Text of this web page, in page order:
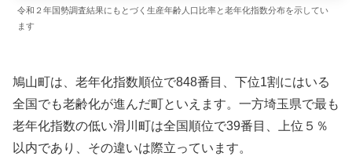
令和２年国勢調査結果にもとづく生産年齢人口比率と老年化指数分布を示してい
ます
鳩山町は、老年化指数順位で848番目、下位1割にはいる
全国でも老齢化が進んだ町といえます。一方埼玉県で最も
老年化指数の低い滑川町は全国順位で39番目、上位５％
以内であり、その違いは際立っています。